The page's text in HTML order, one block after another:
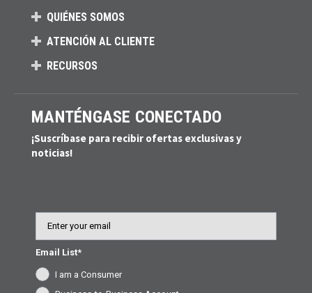
QUIÉNES SOMOS
ATENCIÓN AL CLIENTE
RECURSOS
MANTÉNGASE CONECTADO
¡Suscríbase para recibir ofertas exclusivas y
noticias!
Email List*
I am a Consumer